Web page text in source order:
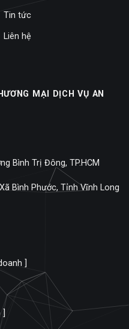
Tin tức
Liên hệ
MẠI DỊCH VỤ AN
Bình Trị Đông, TP.HCM
Bình Phước, Tỉnh Vĩnh Long
]
]